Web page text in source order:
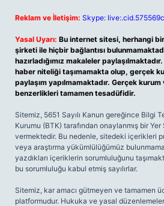
Reklam ve İletişim: Skype:
Yasal Uyarı: Bu internet sitesi, herhangi
şirketi ile hiçbir bağlantısı
hazırladığımız makaleler
haber niteliği taşımamakta olup, gerçek
paylaşım yapılmamaktadır. Gerçek
benzerlikleri tamamen tesadüfidir.
Sitemiz, 5651 Sayılı Kanun gereğince Bilgi
Kurumu (BTK) tarafından onaylanmış bir
vermektedir. Bu nedenle, sitedeki içerikleri
veya araştırma yükümlülüğümüz
yazdıkları içeriklerin sorumluluğunu
bu sorumluluğu kabul etmiş sayılırlar.
Sitemiz, kar amacı gütmeyen ve tamamen
platformudur. Hukuka ve yasal